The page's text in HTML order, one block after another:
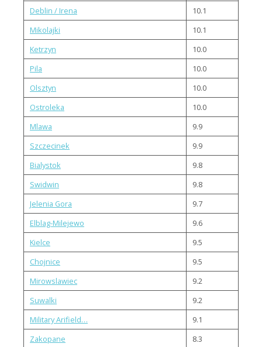
Deblin / Irena
10.1
Mikolajki
10.1
Ketrzyn
10.0
Pila
10.0
Olsztyn
10.0
Ostroleka
10.0
Mlawa
9.9
Szczecinek
9.9
Bialystok
9.8
Swidwin
9.8
Jelenia Gora
9.7
Elblag-Milejewo
9.6
Kielce
9.5
Chojnice
9.5
Mirowslawiec
9.2
Suwalki
9.2
Military Arifield…
9.1
Zakopane
8.3